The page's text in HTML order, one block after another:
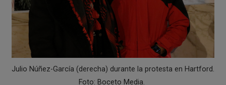
Julio Núñez-García (derecha) durante la protesta en Hartford.
Foto: Boceto Media.